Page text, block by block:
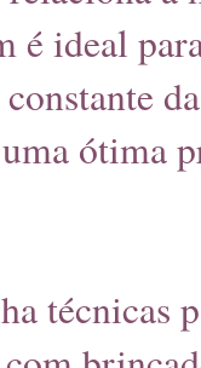
é ideal
ótima
técnicas